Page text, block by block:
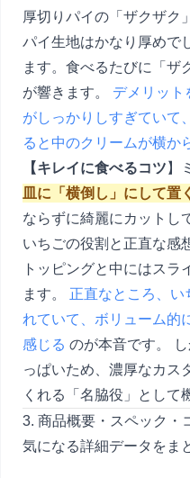
厚切りパイの「ザクザク
パイ生地はかなり厚めで
ます。食べるたびに「ザ
が響きます。 デメリット
がしっかりしすぎていて
ると中のクリームが横か
【キレイに食べるコツ 】
皿に「横倒し」にして置く
ならずに綺麗にカットし
いちごの役割と正直な感
トッピングと中にはスラ
ます。 正直なところ、い
れていて、ボリューム的
感じる のが本音です。
っぱいため、濃厚なカス
くれる「名脇役」として
3. 商品概要・スペック・
気になる詳細データをま